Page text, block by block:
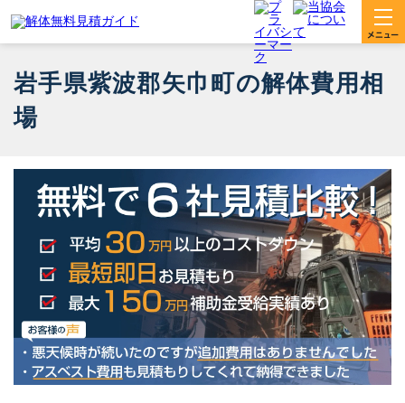
岩手県紫波郡矢巾町の解体費用相
場